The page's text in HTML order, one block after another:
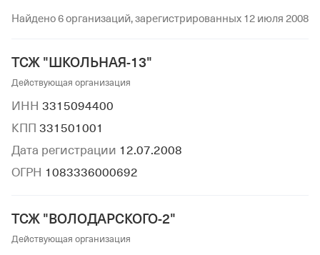
Найдено 6 организаций, зарегистрированных 12 июля 2008
ТСЖ "ШКОЛЬНАЯ-13"
Действующая организация
ИНН 3315094400
КПП 331501001
Дата регистрации 12.07.2008
ОГРН 1083336000692
ТСЖ "ВОЛОДАРСКОГО-2"
Действующая организация